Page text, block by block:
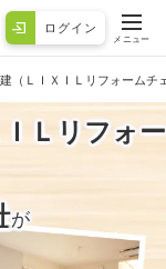
ログイン
メニュー
（ＬＩＸＩＬリフォームチ
Ｌリフォー
が